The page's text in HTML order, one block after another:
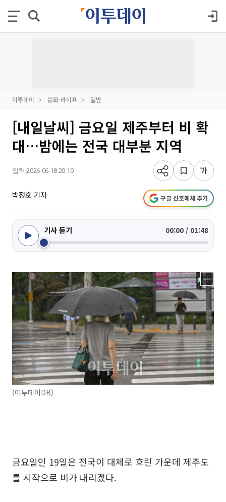
이투데이 문화·라이프 일반
[내일날씨] 금요일 제주부터 비 확
대…밤에는 전국 대부분 지역
입력 2026-06-18 20:10
박정호 기자 구글 선호매체 추가
기사 듣기 00:00 / 01:48
(이투데이DB)
금요일인 19일은 전국이 대체로 흐린 가운데 제주도
를 시작으로 비가 내리겠다.